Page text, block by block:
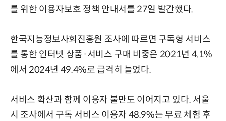
를 위한 이용자보호 정책 안내서를 27일 발간했다.
한국지능정보사회진흥원 조사에 따르면 구독형 서비스
를 통한 인터넷 상품·서비스 구매 비중은 2021년 4.1%
에서 2024년 49.4%로 급격히 늘었다.
서비스 확산과 함께 이용자 불만도 이어지고 있다. 서울
시 조사에서 구독 서비스 이용자 48.9%는 무료 체험 후